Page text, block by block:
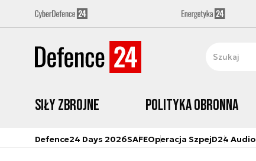
Siły zbrojne Polityka obronna
Defence24 Days 2026SAFEOperacja SzpejD24 Audio